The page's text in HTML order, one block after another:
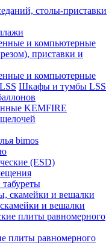
столы-приставки
и компьютерные
приставки и
и компьютерные
Шкафы и тумбы LSS
KEMFIRE
bimos
(ESD)
и вешалки
плиты равномерного